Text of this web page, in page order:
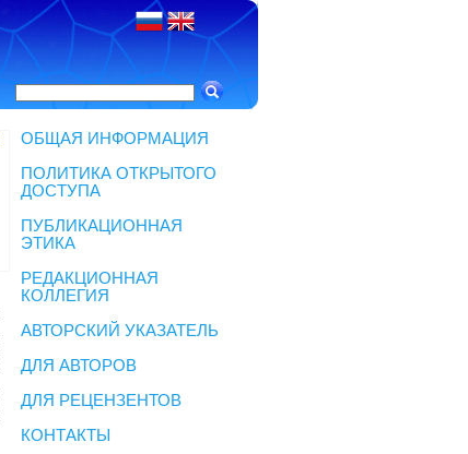
ОБЩАЯ ИНФОРМАЦИЯ
ПОЛИТИКА ОТКРЫТОГО
ДОСТУПА
ПУБЛИКАЦИОННАЯ
ЭТИКА
РЕДАКЦИОННАЯ
КОЛЛЕГИЯ
АВТОРСКИЙ УКАЗАТЕЛЬ
ДЛЯ АВТОРОВ
ДЛЯ РЕЦЕНЗЕНТОВ
КОНТАКТЫ